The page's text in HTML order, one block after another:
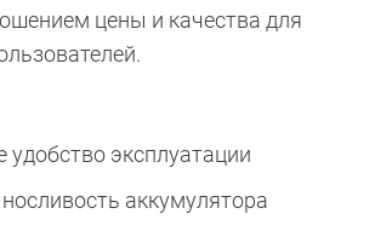
цены и качества для
удобство эксплуатации
аккумулятора